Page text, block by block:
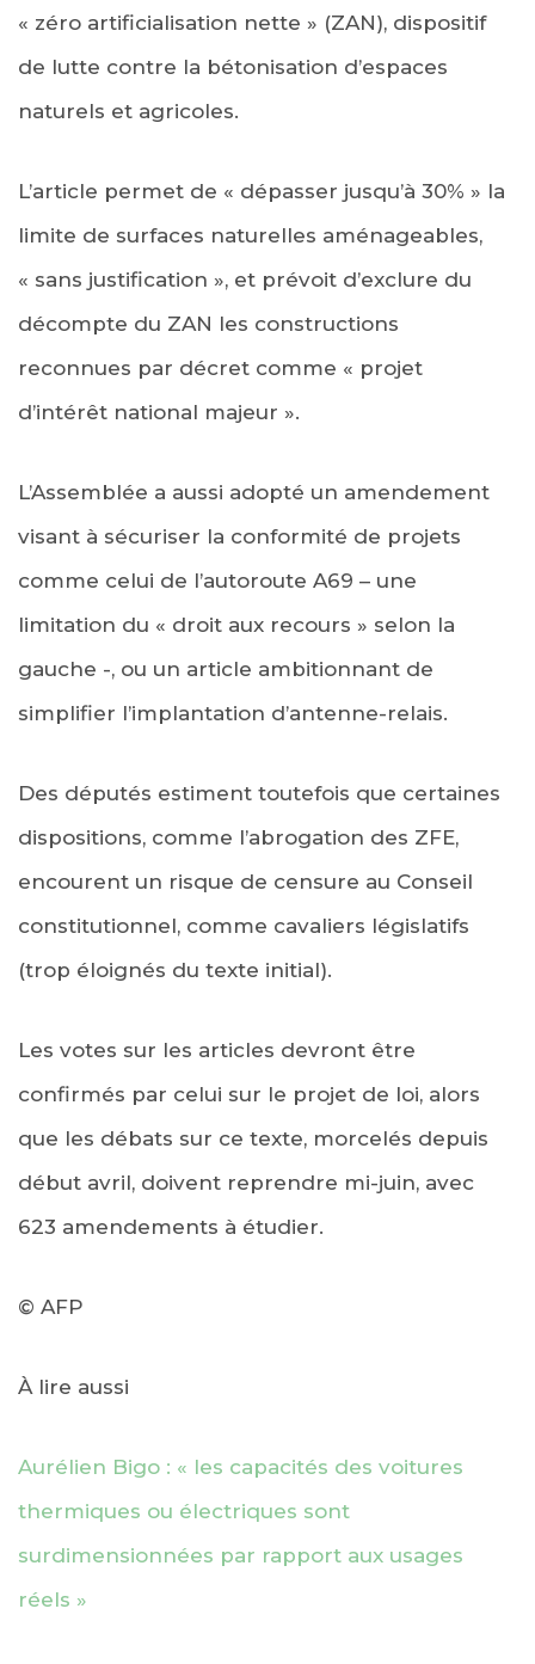
« zéro artificialisation nette » (ZAN), dispositif
de lutte contre la bétonisation d’espaces
naturels et agricoles.
L’article permet de « dépasser jusqu’à 30% » la
limite de surfaces naturelles aménageables,
« sans justification », et prévoit d’exclure du
décompte du ZAN les constructions
reconnues par décret comme « projet
d’intérêt national majeur ».
L’Assemblée a aussi adopté un amendement
visant à sécuriser la conformité de projets
comme celui de l’autoroute A69 – une
limitation du « droit aux recours » selon la
gauche -, ou un article ambitionnant de
simplifier l’implantation d’antenne-relais.
Des députés estiment toutefois que certaines
dispositions, comme l’abrogation des ZFE,
encourent un risque de censure au Conseil
constitutionnel, comme cavaliers législatifs
(trop éloignés du texte initial).
Les votes sur les articles devront être
confirmés par celui sur le projet de loi, alors
que les débats sur ce texte, morcelés depuis
début avril, doivent reprendre mi-juin, avec
623 amendements à étudier.
© AFP
À lire aussi
Aurélien Bigo : « les capacités des voitures
thermiques ou électriques sont
surdimensionnées par rapport aux usages
réels »